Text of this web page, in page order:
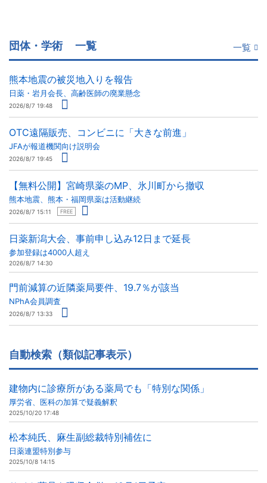
団体・学術 一覧 一覧
熊本地震の被災地入りを報告
日薬・岩月会長、高齢医師の廃業懸念
2026/8/7 19:48
OTC遠隔販売、コンビニに「大きな前進」
JFAが報道機関向け説明会
2026/8/7 19:45
【無料公開】宮崎県薬のMP、氷川町から撤収
熊本地震、熊本・福岡県薬は活動継続
2026/8/7 15:11 FREE
日薬新潟大会、事前申し込み12日まで延長
参加登録は4000人超え
2026/8/7 14:30
門前減算の近隣薬局要件、19.7％が該当
NPhA会員調査
2026/8/7 13:33
自動検索（類似記事表示）
建物内に診療所がある薬局でも「特別な関係」
厚労省、医科の加算で疑義解釈
2025/10/20 17:48
松本純氏、麻生副総裁特別補佐に
日薬連盟特別参与
2025/10/8 14:15